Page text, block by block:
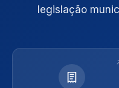
legislação